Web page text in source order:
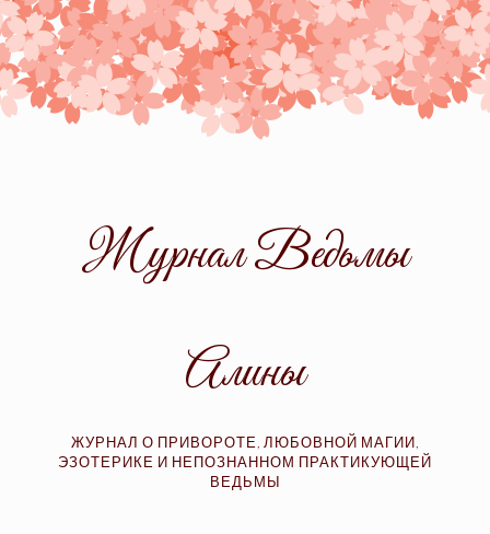
Skip
to
content
Журнал Ведьмы
Алины
ЖУРНАЛ О ПРИВОРОТЕ, ЛЮБОВНОЙ МАГИИ,
ЭЗОТЕРИКЕ И НЕПОЗНАННОМ ПРАКТИКУЮЩЕЙ
ВЕДЬМЫ